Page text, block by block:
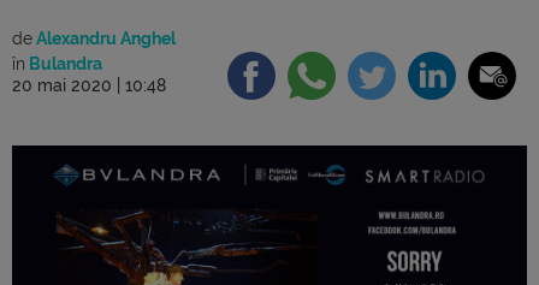
deAlexandru Anghel
în Bulandra
20 mai 2020 | 10:48